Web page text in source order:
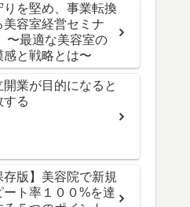
りを堅め、事業転換
美容室経営セミナ
〜最適な美容室の
感と戦略とは〜
開業が目的になると
する
存版】美容院で新規
ート率１００%を達